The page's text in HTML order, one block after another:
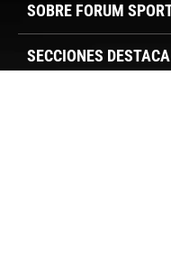
SOBRE FORUM
SECCIONES